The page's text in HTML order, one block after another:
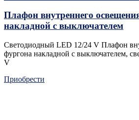
Плафон внутреннего
накладной с выключателем
Светодиодный LED 12/24 V Плафон
фургона накладной с выключателем,
V
Приобрести